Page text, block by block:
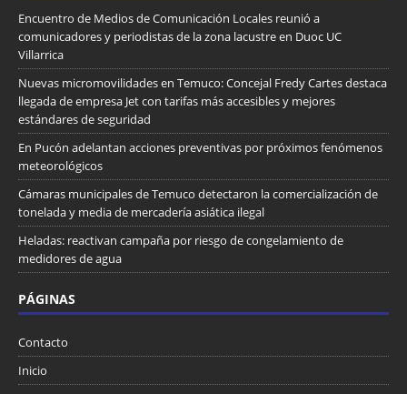
Encuentro de Medios de Comunicación Locales reunió a
comunicadores y periodistas de la zona lacustre en Duoc UC
Villarrica
Nuevas micromovilidades en Temuco: Concejal Fredy Cartes destaca
llegada de empresa Jet con tarifas más accesibles y mejores
estándares de seguridad
En Pucón adelantan acciones preventivas por próximos fenómenos
meteorológicos
Cámaras municipales de Temuco detectaron la comercialización de
tonelada y media de mercadería asiática ilegal
Heladas: reactivan campaña por riesgo de congelamiento de
medidores de agua
PÁGINAS
Contacto
Inicio